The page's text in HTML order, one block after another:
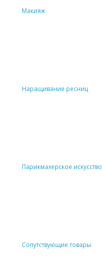
Макияж
Наращивание ресниц
Парикмахерское искусство
Сопутствующие товары